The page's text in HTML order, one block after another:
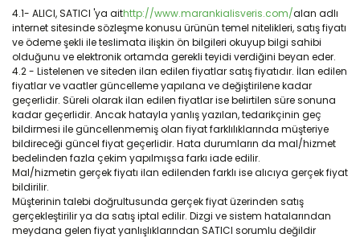
4.1- ALICI, SATICI 'ya aithttp://www.marankialisveris.com/alan adlı
internet sitesinde sözleşme konusu ürünün temel nitelikleri, satış fiyatı
ve ödeme şekli ile teslimata ilişkin ön bilgileri okuyup bilgi sahibi
olduğunu ve elektronik ortamda gerekli teyidi verdiğini beyan eder.
4.2 - Listelenen ve siteden ilan edilen fiyatlar satış fiyatıdır. İlan edilen
fiyatlar ve vaatler güncelleme yapılana ve değiştirilene kadar
geçerlidir. Süreli olarak ilan edilen fiyatlar ise belirtilen süre sonuna
kadar geçerlidir. Ancak hatayla yanlış yazılan, tedarikçinin geç
bildirmesi ile güncellenmemiş olan fiyat farklılıklarında müşteriye
bildireceği güncel fiyat geçerlidir. Hata durumların da mal/hizmet
bedelinden fazla çekim yapılmışsa farkı iade edilir.
Mal/hizmetin gerçek fiyatı ilan edilenden farklı ise alıcıya gerçek fiyat
bildirilir.
Müşterinin talebi doğrultusunda gerçek fiyat üzerinden satış
gerçekleştirilir ya da satış iptal edilir. Dizgi ve sistem hatalarından
meydana gelen fiyat yanlışlıklarından SATICI sorumlu değildir